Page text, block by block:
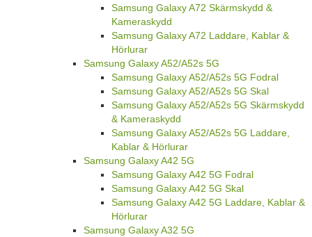
Samsung Galaxy A72 Skärmskydd &
Kameraskydd
Samsung Galaxy A72 Laddare, Kablar &
Hörlurar
Samsung Galaxy A52/A52s 5G
Samsung Galaxy A52/A52s 5G Fodral
Samsung Galaxy A52/A52s 5G Skal
Samsung Galaxy A52/A52s 5G Skärmskydd
& Kameraskydd
Samsung Galaxy A52/A52s 5G Laddare,
Kablar & Hörlurar
Samsung Galaxy A42 5G
Samsung Galaxy A42 5G Fodral
Samsung Galaxy A42 5G Skal
Samsung Galaxy A42 5G Laddare, Kablar &
Hörlurar
Samsung Galaxy A32 5G